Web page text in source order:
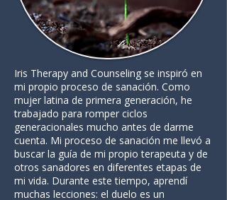
Iris Therapy and Counseling se inspiró en
mi propio proceso de sanación. Como
mujer latina de primera generación, he
trabajado para romper ciclos
generacionales mucho antes de darme
cuenta. Mi proceso de sanación me llevó a
buscar la guía de mi propio terapeuta y de
otros sanadores en diferentes etapas de
mi vida. Durante este tiempo, aprendí
muchas lecciones: el duelo es un